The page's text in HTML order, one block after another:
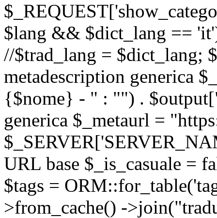
$lang && $dict_lang ==
//$trad_lang = $dict_lang;
metadescription generica
{$nome} - " : "") .
generica $_metaurl =
URL base $_is_casuale =
$tags =
>from_cache() -